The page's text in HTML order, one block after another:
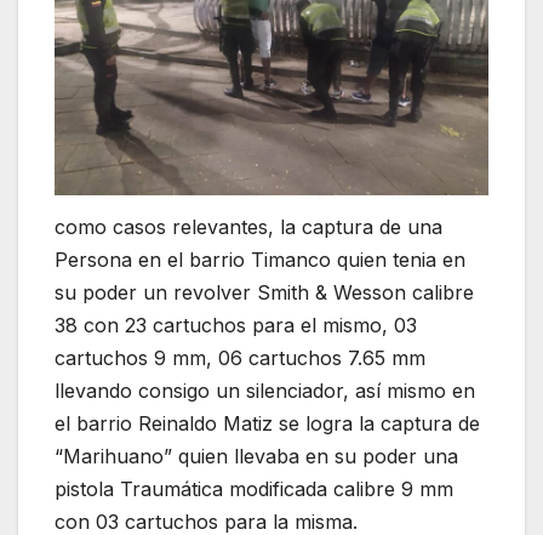
como casos relevantes, la captura de una
Persona en el barrio Timanco quien tenia en
su poder un revolver Smith & Wesson calibre
38 con 23 cartuchos para el mismo, 03
cartuchos 9 mm, 06 cartuchos 7.65 mm
llevando consigo un silenciador, así mismo en
el barrio Reinaldo Matiz se logra la captura de
“Marihuano” quien llevaba en su poder una
pistola Traumática modificada calibre 9 mm
con 03 cartuchos para la misma.